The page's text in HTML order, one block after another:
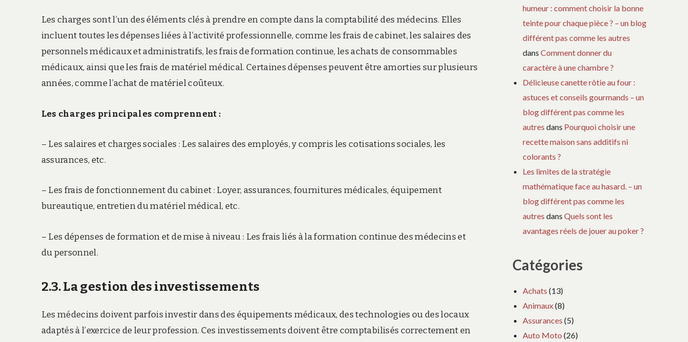
Les charges sont l’un des éléments clés à prendre en compte dans la comptabilité des médecins. Elles
incluent toutes les dépenses liées à l’activité professionnelle, comme les frais de cabinet, les salaires des
personnels médicaux et administratifs, les frais de formation continue, les achats de consommables
médicaux, ainsi que les frais de matériel médical. Certaines dépenses peuvent être amorties sur plusieurs
années, comme l’achat de matériel coûteux.
Les charges principales comprennent :
– Les salaires et charges sociales : Les salaires des employés, y compris les cotisations sociales, les
assurances, etc.
– Les frais de fonctionnement du cabinet : Loyer, assurances, fournitures médicales, équipement
bureautique, entretien du matériel médical, etc.
– Les dépenses de formation et de mise à niveau : Les frais liés à la formation continue des médecins et
du personnel.
2.3. La gestion des investissements
Les médecins doivent parfois investir dans des équipements médicaux, des technologies ou des locaux
adaptés à l’exercice de leur profession. Ces investissements doivent être comptabilisés correctement en
humeur : comment choisir la bonne
teinte pour chaque pièce ? – un blog
différent pas comme les autres
dansComment donner du
caractère à une chambre ?
Délicieuse canette rôtie au four :
astuces et conseils gourmands – un
blog différent pas comme les
autres dans Pourquoi choisir une
recette maison sans additifs ni
colorants ?
Les limites de la stratégie
mathématique face au hasard. – un
blog différent pas comme les
autres dansQuels sont les
avantages réels de jouer au poker ?
Catégories
Achats (13)
Animaux(8)
Assurances (5)
Auto Moto (26)